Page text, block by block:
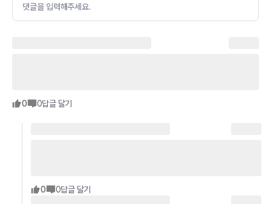
댓글을 입력해주세요.
0 0답글 달기
0 0답글 달기